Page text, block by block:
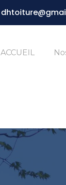
ACCUEIL